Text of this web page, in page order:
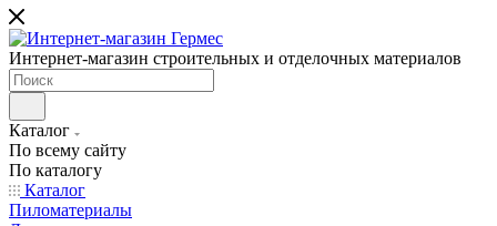
Интернет-магазин строительных и отделочных материалов
Каталог
По всему сайту
По каталогу
Каталог
Пиломатериалы